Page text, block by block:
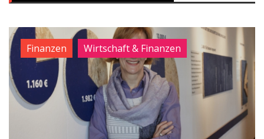
Finanzen Wirtschaft & Finanzen